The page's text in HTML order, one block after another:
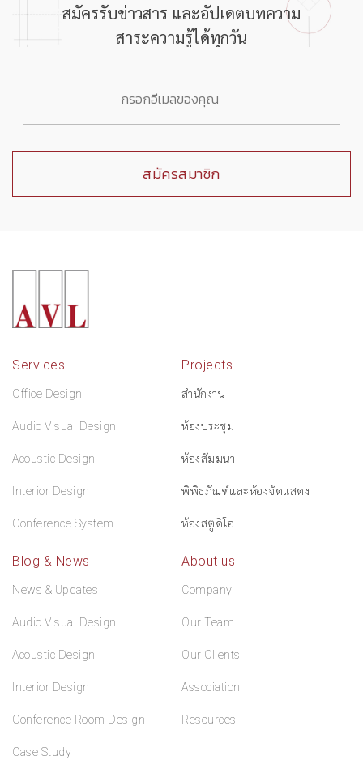
สมัครรับข่าวสาร และอัปเดตบทความ
สาระความรู้ได้ทุกวัน
Services
Office Design
Audio Visual Design
Acoustic Design
Interior Design
Conference System
Projects
สำนักงาน
ห้องประชุม
ห้องสัมมนา
พิพิธภัณฑ์และห้องจัดแสดง
ห้องสตูดิโอ
Blog & News
News & Updates
Audio Visual Design
Acoustic Design
Interior Design
Conference Room Design
Case Study
About us
Company
Our Team
Our Clients
Association
Resources